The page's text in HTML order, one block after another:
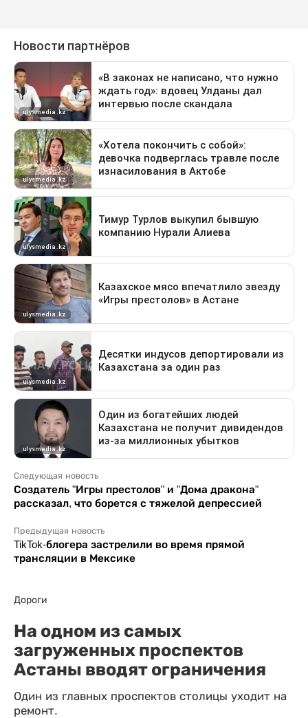
Следующая новость
Создатель "Игры престолов" и "Дома дракона"
рассказал, что борется с тяжелой депрессией
Предыдущая новость
TikTok-блогера застрелили во время прямой
трансляции в Мексике
Дороги
На одном из самых
загруженных проспектов
Астаны вводят ограничения
Один из главных проспектов столицы уходит на
ремонт.